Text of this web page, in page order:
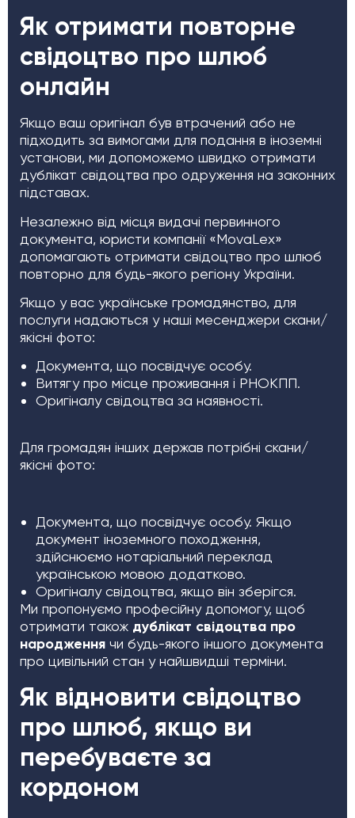
Як отримати повторне
свідоцтво про шлюб
онлайн
Якщо ваш оригінал був втрачений або не
підходить за вимогами для подання в іноземні
установи, ми допоможемо швидко отримати
дублікат свідоцтва про одруження на законних
підставах.
Незалежно від місця видачі первинного
документа, юристи компанії «MovaLex»
допомагають отримати свідоцтво про шлюб
повторно для будь-якого регіону України.
Якщо у вас українське громадянство, для
послуги надаються у наші месенджери скани/
якісні фото:
Документа, що посвідчує особу.
Витягу про місце проживання і РНОКПП.
Оригіналу свідоцтва за наявності.
Для громадян інших держав потрібні скани/
якісні фото:
Документа, що посвідчує особу. Якщо
документ іноземного походження,
здійснюємо нотаріальний переклад
українською мовою додатково.
Оригіналу свідоцтва, якщо він зберігся.
Ми пропонуємо професійну допомогу, щоб
отримати також дублікат свідоцтва про
народження чи будь-якого іншого документа
про цивільний стан у найшвидші терміни.
Як відновити свідоцтво
про шлюб, якщо ви
перебуваєте за
кордоном